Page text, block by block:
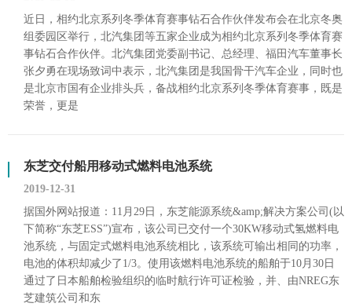
近日，相约北京系列冬季体育赛事钻石合作伙伴发布会在北京冬奥
组委园区举行，北汽集团等五家企业成为相约北京系列冬季体育赛
事钻石合作伙伴。北汽集团党委副书记、总经理、福田汽车董事长
张夕勇在现场致词中表示，北汽集团是我国骨干汽车企业，同时也
是北京市国有企业排头兵，备战相约北京系列冬季体育赛事，既是
荣誉，更是
东芝交付船用移动式燃料电池系统
2019-12-31
据国外网站报道：11月29日，东芝能源系统&amp;解决方案公司(以
下简称“东芝ESS”)宣布，该公司已交付一个30KW移动式氢燃料电
池系统，与固定式燃料电池系统相比，该系统可输出相同的功率，
电池的体积却减少了1/3。使用该燃料电池系统的船舶于10月30日
通过了日本船舶检验组织的临时航行许可证检验，并、由NREG东
芝建筑公司和东